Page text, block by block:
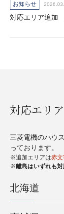
お知らせ
対応エリア
三菱電機のハウ
っております。
※追加エリアは赤
※離島はいずれも対
北海道